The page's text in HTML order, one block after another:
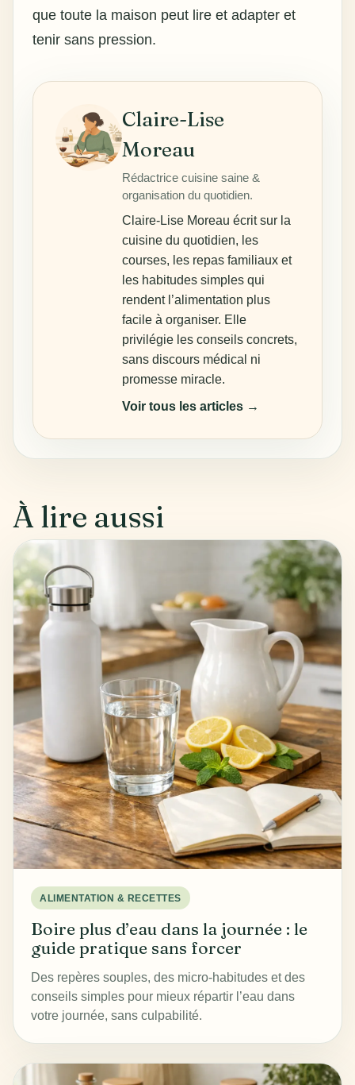
que toute la maison peut lire et adapter et
tenir sans pression.
Claire-Lise
Moreau
Rédactrice cuisine saine &
organisation du quotidien.
Claire-Lise Moreau écrit sur la
cuisine du quotidien, les
courses, les repas familiaux et
les habitudes simples qui
rendent l’alimentation plus
facile à organiser. Elle
privilégie les conseils concrets,
sans discours médical ni
promesse miracle.
Voir tous les articles →
À lire aussi
ALIMENTATION & RECETTES
Boire plus d’eau dans la journée : le
guide pratique sans forcer
Des repères souples, des micro-habitudes et des
conseils simples pour mieux répartir l’eau dans
votre journée, sans culpabilité.